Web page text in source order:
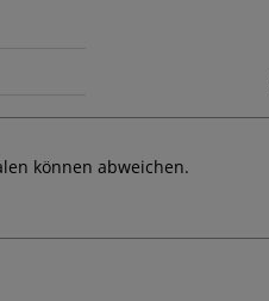
können abweichen.